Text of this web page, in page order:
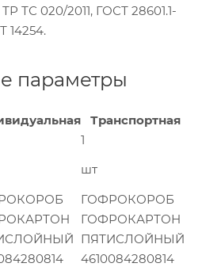
ТС 020/2011, ГОСТ 28601.1-
14254.
параметры
Транспортная
1
шт
ГОФРОКОРОБ
ГОФРОКАРТОН
ПЯТИСЛОЙНЫЙ
4610084280814